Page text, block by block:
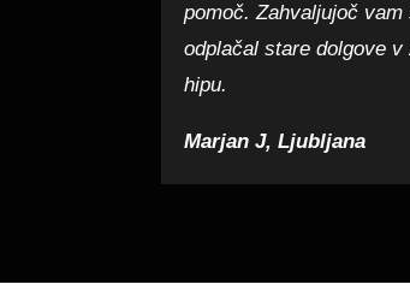
pomoč. Zahvaljujoč vam
odplačal stare dolgove v
hipu.
Marjan J, Ljubljana